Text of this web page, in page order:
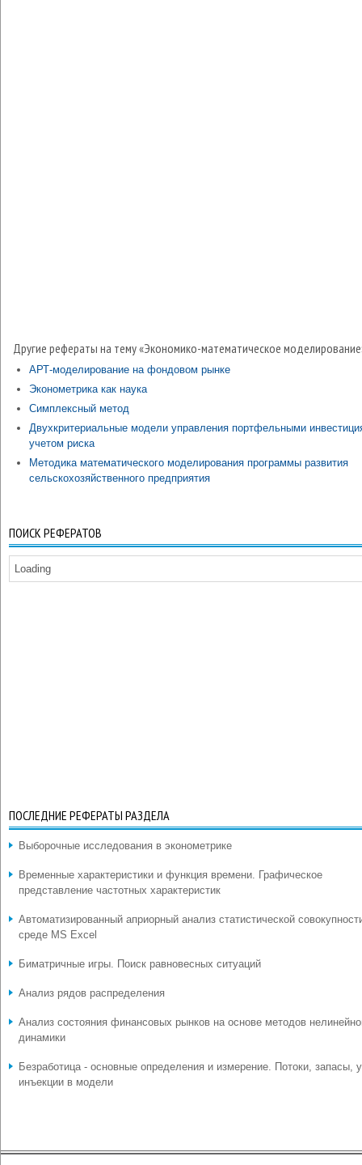
Другие рефераты на тему «Экономико-математическое
АРТ-моделирование на фондовом рынке
Эконометрика как наука
Симплексный метод
Двухкритериальные модели управления портфельными
учетом риска
Методика математического моделирования программы развития
сельскохозяйственного предприятия
ПОИСК РЕФЕРАТОВ
Loading
ПОСЛЕДНИЕ РЕФЕРАТЫ РАЗДЕЛА
Выборочные исследования в эконометрике
Временные характеристики и функция времени. Графическое
представление частотных характеристик
Автоматизированный априорный анализ статистической
среде MS Excel
Биматричные игры. Поиск равновесных ситуаций
Анализ рядов распределения
Анализ состояния финансовых рынков на основе методов
динамики
Безработица - основные определения и измерение. Потоки, запасы,
инъекции в модели